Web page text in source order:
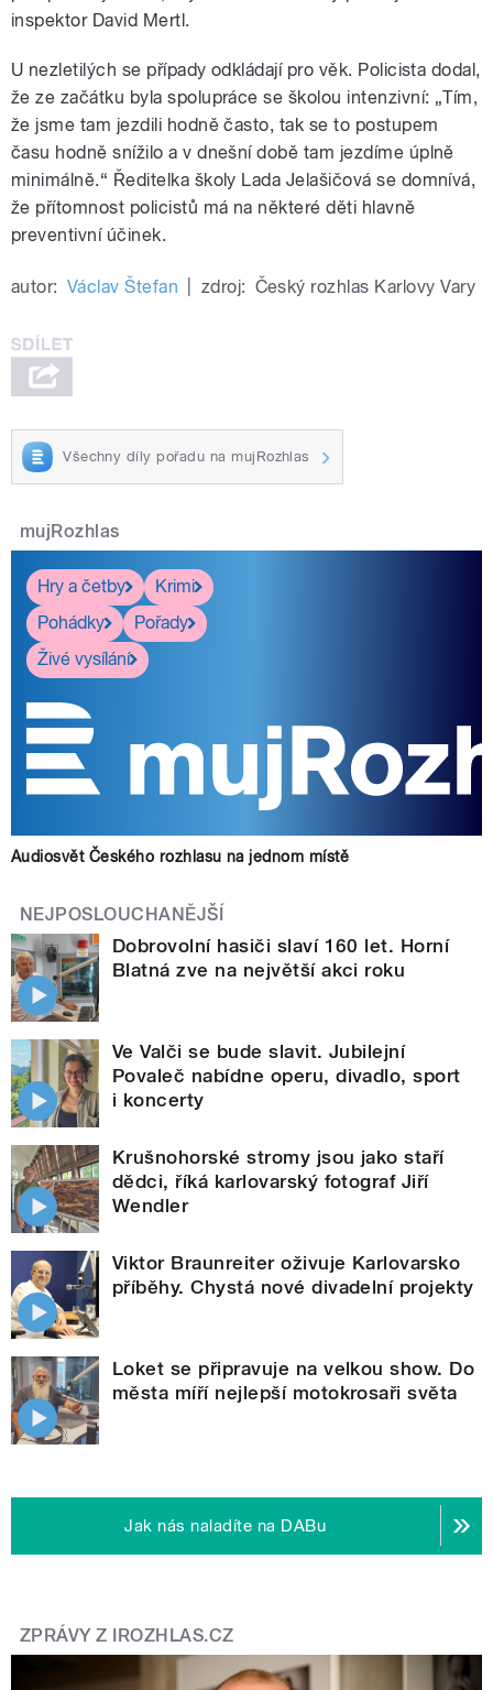
inspektor David Mertl.
U nezletilých se případy odkládají pro věk. Policista dodal,
že ze začátku byla spolupráce se školou intenzivní: „Tím,
že jsme tam jezdili hodně často, tak se to postupem
času hodně snížilo a v dnešní době tam jezdíme úplně
minimálně.“ Ředitelka školy Lada Jelašičová se domnívá,
že přítomnost policistů má na některé děti hlavně
preventivní účinek.
autor: Václav Štefan zdroj: Český rozhlas Karlovy Vary
Všechny díly pořadu na mujRozhlas
mujRozhlas
Hry a četby
Krimi
Pohádky
Pořady
Živé vysílání
Audiosvět Českého rozhlasu na jednom místě
NEJPOSLOUCHANĚJŠÍ
Dobrovolní hasiči slaví 160 let. Horní
Blatná zve na největší akci roku
Ve Valči se bude slavit. Jubilejní
Povaleč nabídne operu, divadlo, sport
i koncerty
Krušnohorské stromy jsou jako staří
dědci, říká karlovarský fotograf Jiří
Wendler
Viktor Braunreiter oživuje Karlovarsko
příběhy. Chystá nové divadelní projekty
Loket se připravuje na velkou show. Do
města míří nejlepší motokrosaři světa
Jak nás naladíte na DABu
ZPRÁVY Z IROZHLAS.CZ